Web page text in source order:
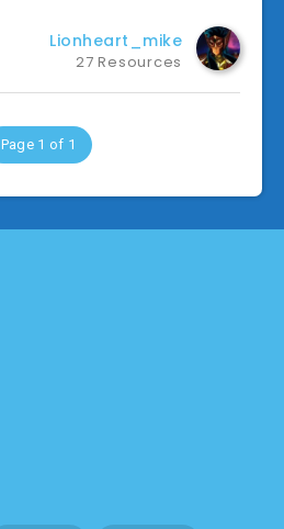
Lionheart_mike
27 Resources
Page 1 of 1